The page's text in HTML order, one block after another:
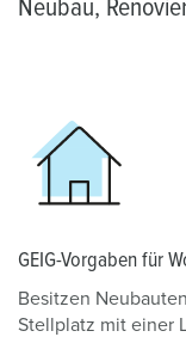
Neubau,
GEIG-Vorgaben für
Besitzen
Stellplatz mit einer